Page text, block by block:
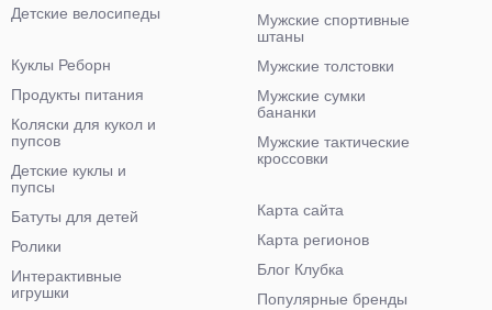
Детские велосипеды
Мужские спортивные
штаны
Мужские толстовки
Мужские сумки
бананки
Мужские тактические
кроссовки
Куклы Реборн
Продукты питания
Коляски для кукол и
пупсов
Детские куклы и
пупсы
Батуты для детей
Ролики
Интерактивные
игрушки
Карта сайта
Карта регионов
Блог Клубка
Популярные бренды